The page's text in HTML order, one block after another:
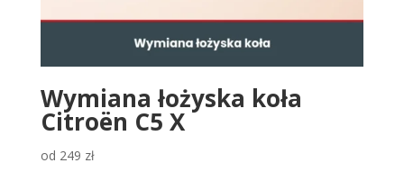
Wymiana łożyska koła
Citroën C5 X
od 249 zł